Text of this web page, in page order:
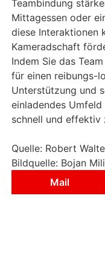
Teambindung
Mittagessen oder
diese Interaktionen
Kameradschaft
Indem Sie das
für einen reibungs-
Unterstützung und
einladendes
schnell und effektiv
Quelle: Robert
Bildquelle: Bojan
Mail